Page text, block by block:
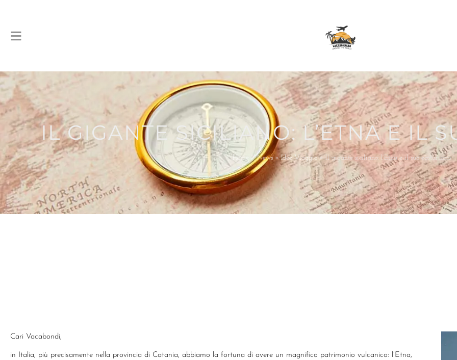
IL GIGANTE SICILIANO: L’ETNA E IL
Home »News»Idee Viaggio»Il gigante siciliano: l’Etna e il suo ecoturismo
Cari Vacabondi,
in Italia, più precisamente nella provincia di Catania, abbiamo la fortuna di avere un magnifico patrimonio vulcanico: l’Etna,